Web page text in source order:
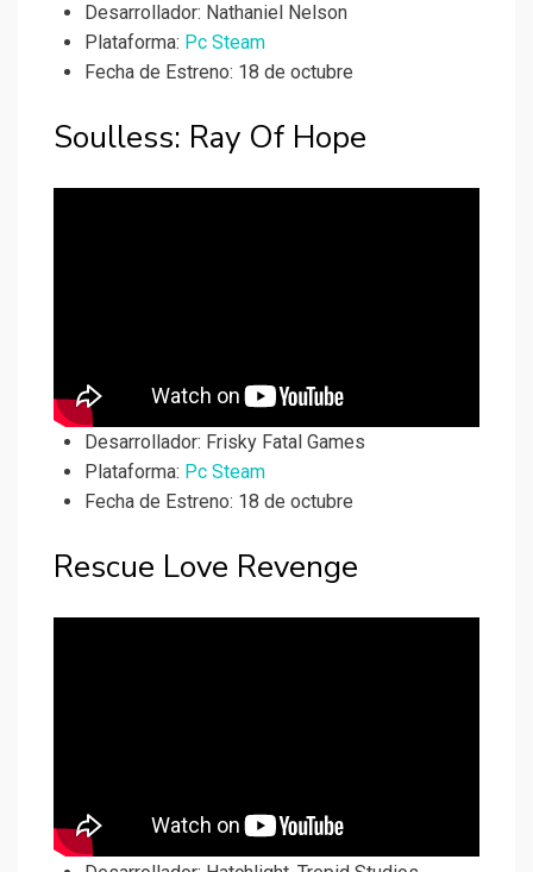
Desarrollador: Nathaniel Nelson
Plataforma: Pc Steam
Fecha de Estreno: 18 de octubre
Soulless: Ray Of Hope
Desarrollador: Frisky Fatal Games
Plataforma: Pc Steam
Fecha de Estreno: 18 de octubre
Rescue Love Revenge